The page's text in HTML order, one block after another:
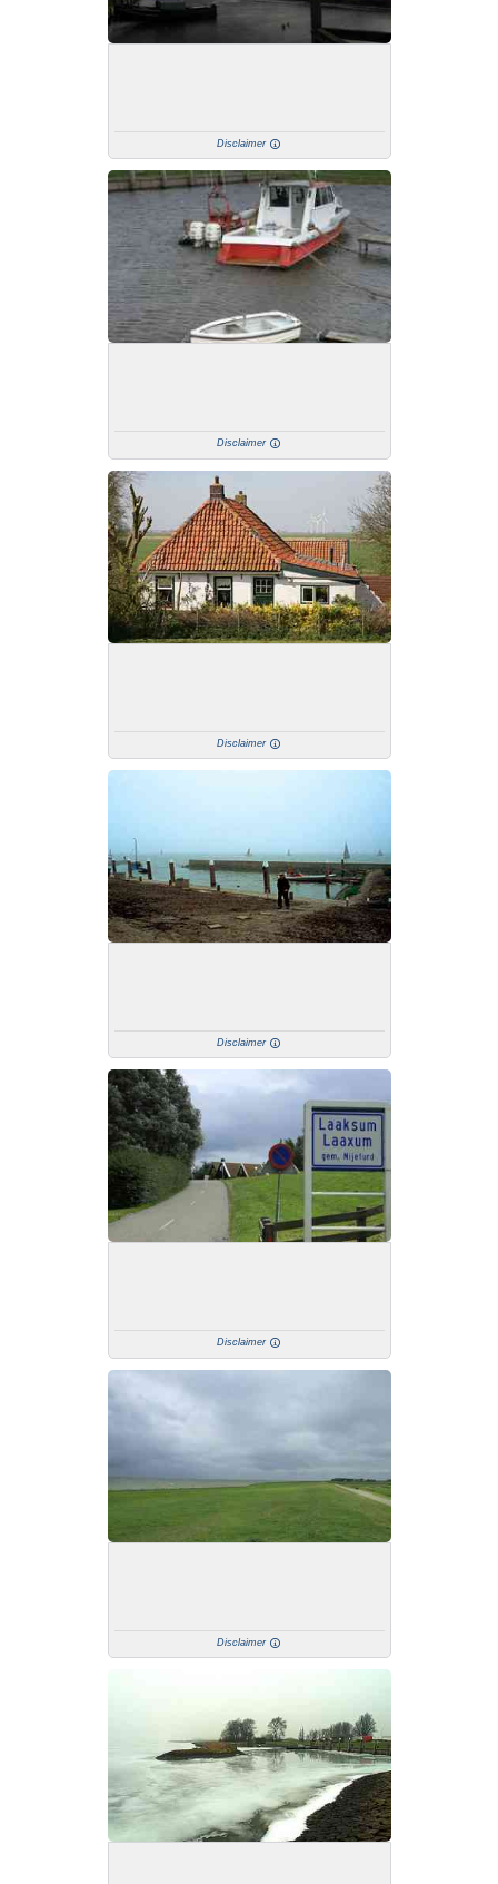
Disclaimer
Disclaimer
Disclaimer
Disclaimer
Disclaimer
Disclaimer